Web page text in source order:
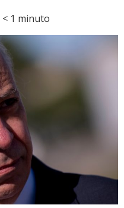
< 1 minuto